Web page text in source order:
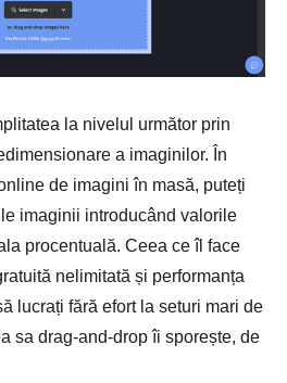
la nivelul următor prin
a imaginilor. În
de imagini în masă, puteți
imaginii introducând valorile
procentuală. Ceea ce îl face
nelimitată și performanța
lucrați fără efort la seturi mari de
sa drag-and-drop îi sporește, de